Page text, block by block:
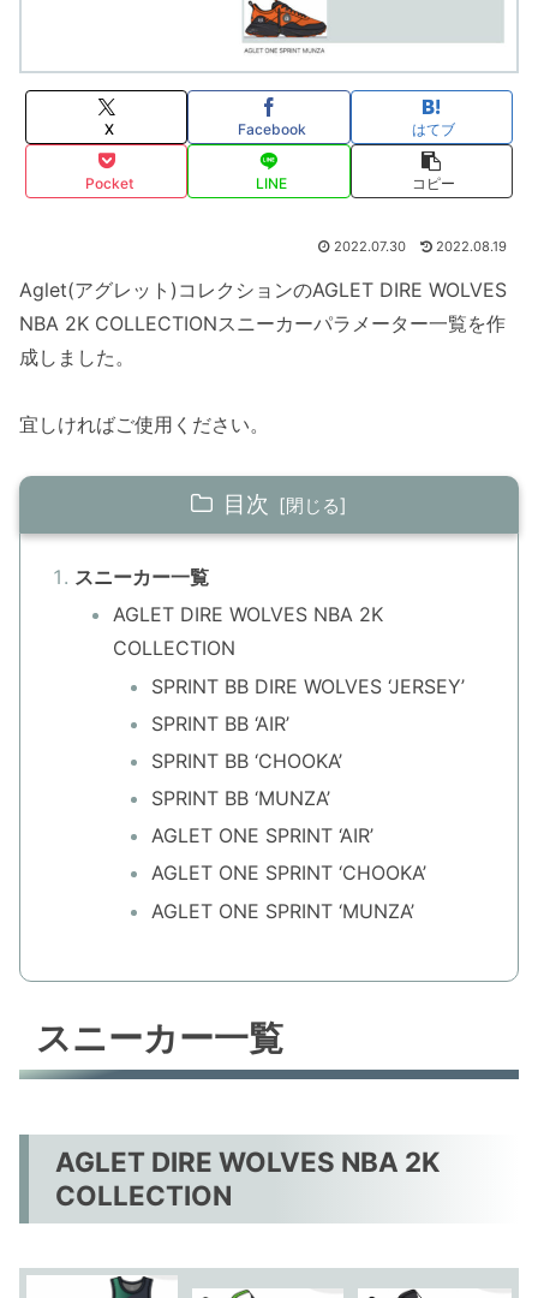
X Facebook はてブ
Pocket LINE コピー
2022.07.30 2022.08.19
Aglet(アグレット)コレクションのAGLET DIRE WOLVES
NBA 2K COLLECTIONスニーカーパラメーター一覧を作
成しました。
宜しければご使用ください。
目次
スニーカー一覧
AGLET DIRE WOLVES NBA 2K
COLLECTION
SPRINT BB DIRE WOLVES ‘JERSEY’
SPRINT BB ‘AIR’
SPRINT BB ‘CHOOKA’
SPRINT BB ‘MUNZA’
AGLET ONE SPRINT ‘AIR’
AGLET ONE SPRINT ‘CHOOKA’
AGLET ONE SPRINT ‘MUNZA’
スニーカー一覧
AGLET DIRE WOLVES NBA 2K
COLLECTION